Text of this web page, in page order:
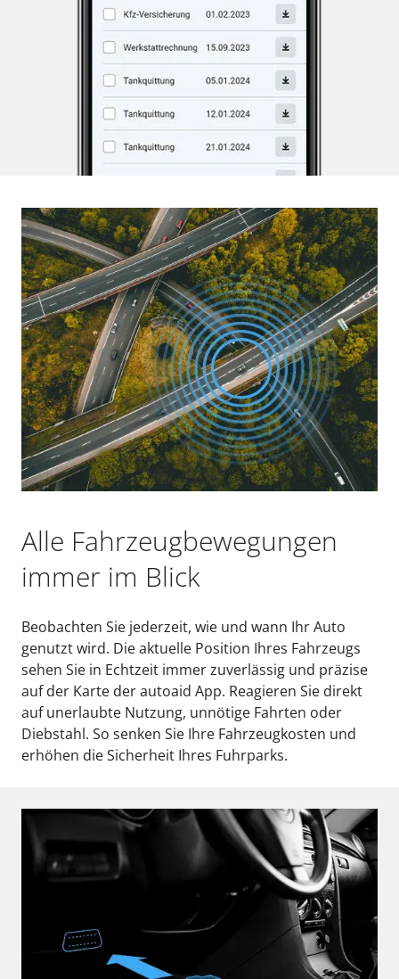
Alle Fahrzeugbewegungen
immer im Blick
Beobachten Sie jederzeit, wie und wann Ihr Auto
genutzt wird. Die aktuelle Position Ihres Fahrzeugs
sehen Sie in Echtzeit immer zuverlässig und präzise
auf der Karte der autoaid App. Reagieren Sie direkt
auf unerlaubte Nutzung, unnötige Fahrten oder
Diebstahl. So senken Sie Ihre Fahrzeugkosten und
erhöhen die Sicherheit Ihres Fuhrparks.